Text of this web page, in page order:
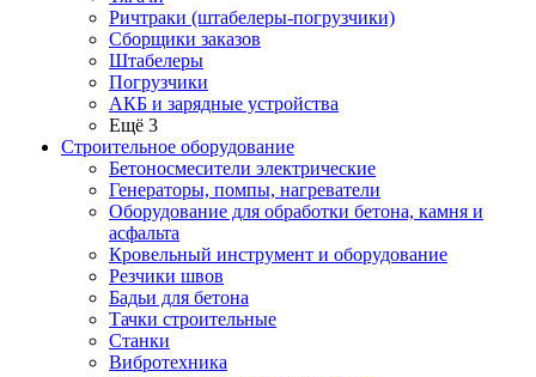
Ричтраки (штабелеры-погрузчики)
Сборщики заказов
Штабелеры
Погрузчики
АКБ и зарядные устройства
Ещё 3
Строительное оборудование
Бетоносмесители электрические
Генераторы, помпы, нагреватели
Оборудование для обработки бетона, камня и
асфальта
Кровельный инструмент и оборудование
Резчики швов
Бадьи для бетона
Тачки строительные
Станки
Вибротехника